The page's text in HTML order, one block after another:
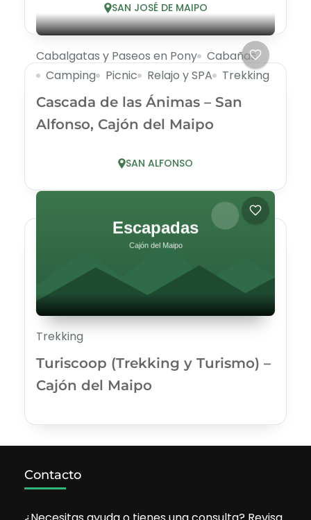
SAN JOSÉ DE MAIPO
Cabalgatas y Paseos en Pony
Cabañas
Camping
Picnic Relajo y SPA Trekking
Cascada de las Ánimas – San
Alfonso, Cajón del Maipo
SAN ALFONSO
Trekking
Turiscoop (Trekking y Turismo) –
Cajón del Maipo
Contacto